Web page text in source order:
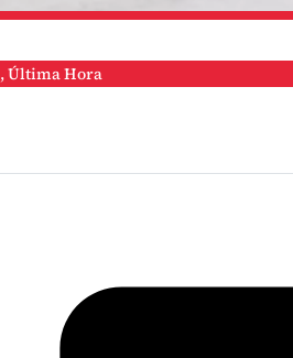
,Última Hora